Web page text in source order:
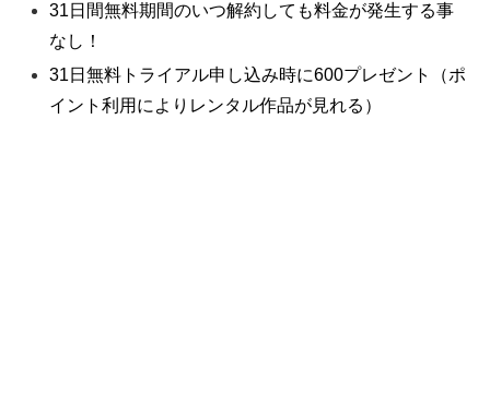
31日間無料期間のいつ解約しても料金が発生する事
なし！
31日無料トライアル申し込み時に600プレゼント（ポ
イント利用によりレンタル作品が見れる）